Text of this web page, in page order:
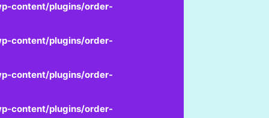
content/plugins/order-
content/plugins/order-
content/plugins/order-
content/plugins/order-